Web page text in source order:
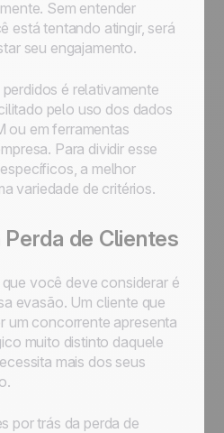
Sem entender
está tentando atingir, será
seu engajamento.
é relativamente
pelo uso dos dados
ou em ferramentas
Para dividir esse
a melhor
variedade de critérios.
Perda de Clientes
você deve considerar é
evasão. Um cliente que
um concorrente apresenta
muito distinto daquele
mais dos seus
por trás da perda de